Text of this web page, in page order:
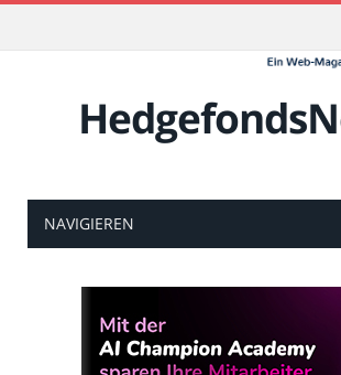
NAVIGIEREN